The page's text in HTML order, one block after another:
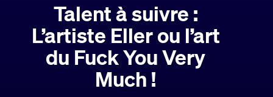
Guide
Talent à suivre :
L’artiste Eller ou l’art
du Fuck You Very
Much !